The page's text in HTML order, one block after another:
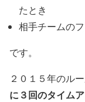
たとき
相手チームの
です。
２０１５年のル
に３回のタイム